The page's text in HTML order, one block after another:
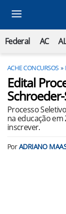
Federal AC AL
ACHE CONCURSOS
Edital
Processo
na educação em
inscrever.
PorADRIANO